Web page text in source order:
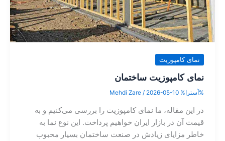
نمای کامپوزیت
نمای کامپوزیت ساختمان
%آسترا% Mehdi Zare / 2026-05-10
در این مقاله، ما نمای کامپوزیت را بررسی می‌کنیم و به
قیمت آن در بازار ایران خواهیم پرداخت. این نوع نما به
خاطر مزایای زیادش در صنعت ساختمان بسیار محبوب